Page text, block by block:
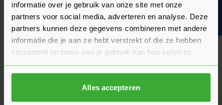
informatie over je gebruik van onze site met onze
partners voor social media, adverteren en analyse. Deze
partners kunnen deze gegevens combineren met andere
informatie die je aan ze hebt verstrekt of die ze hebben
verzameld op basis van je gebruik van hun services.
Alles accepteren
Airtec Plus Nokrol 330x6500 mm
Verkrijgbaar in 3 kleuren
Nu56,39 per rol
Goed voorbereid aan de slag